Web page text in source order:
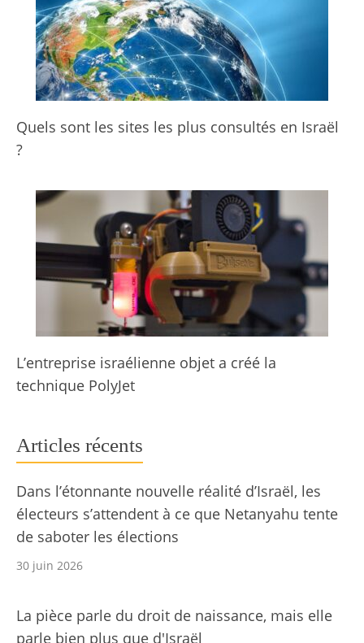
Quels sont les sites les plus consultés en Israël
?
L’entreprise israélienne objet a créé la
technique PolyJet
Articles récents
Dans l’étonnante nouvelle réalité d’Israël, les
électeurs s’attendent à ce que Netanyahu tente
de saboter les élections
30 juin 2026
La pièce parle du droit de naissance, mais elle
parle bien plus que d'Israël